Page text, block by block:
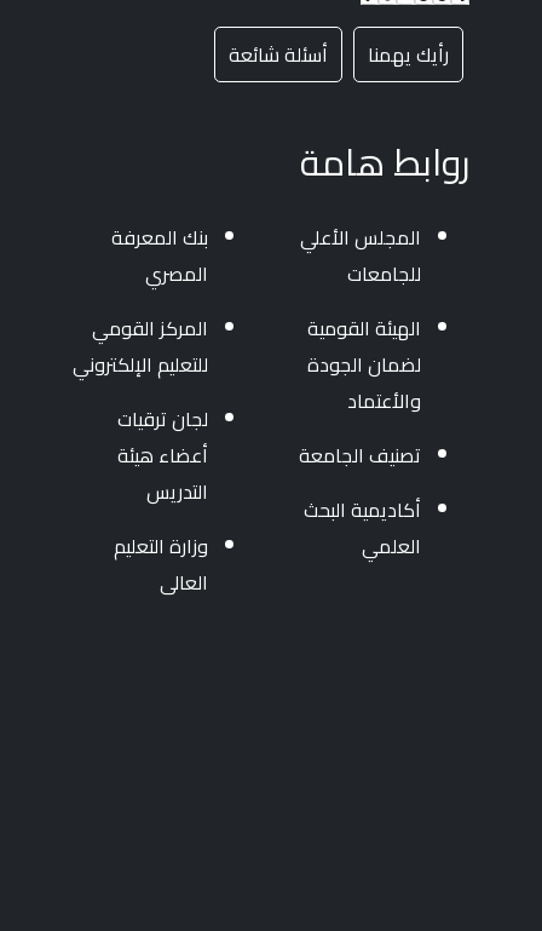
رأيك يهمنا أسئلة شائعة
روابط هامة
المجلس الأعلي
للجامعات
الهيئة القومية
لضمان الجودة
والأعتماد
تصنيف الجامعة
أكاديمية البحث
العلمي
بنك المعرفة
المصري
المركز القومي
للتعليم الإلكتروني
لجان ترقيات
أعضاء هيئة
التدريس
وزارة التعليم
العالى